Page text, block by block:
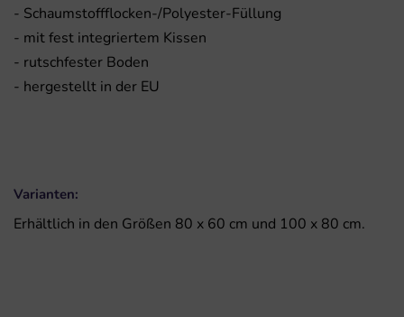
- Schaumstoffflocken-/Polyester-Füllung
- mit fest integriertem Kissen
- rutschfester Boden
- hergestellt in der EU
Varianten:
Erhältlich in den Größen 80 x 60 cm und 100 x 80 cm.